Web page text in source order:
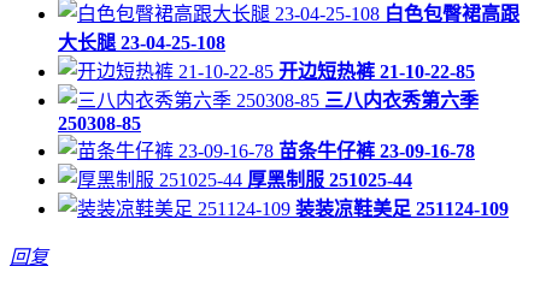
白色包臀裙高跟
大长腿 23-04-25-108
开边短热裤 21-10-22-85
三八内衣秀第六季
250308-85
苗条牛仔裤 23-09-16-78
厚黑制服 251025-44
装装凉鞋美足 251124-109
回复